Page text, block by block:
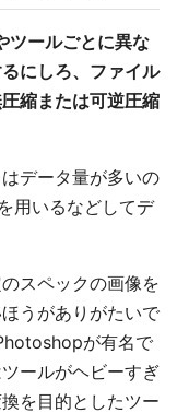
ツールごとに異な
にしろ、ファイル
縮または可逆圧縮
データ量が多いの
用いるなどしてデ
スペックの画像を
うがありがたいで
が有名で
ールがヘビーすぎ
を目的としたツー